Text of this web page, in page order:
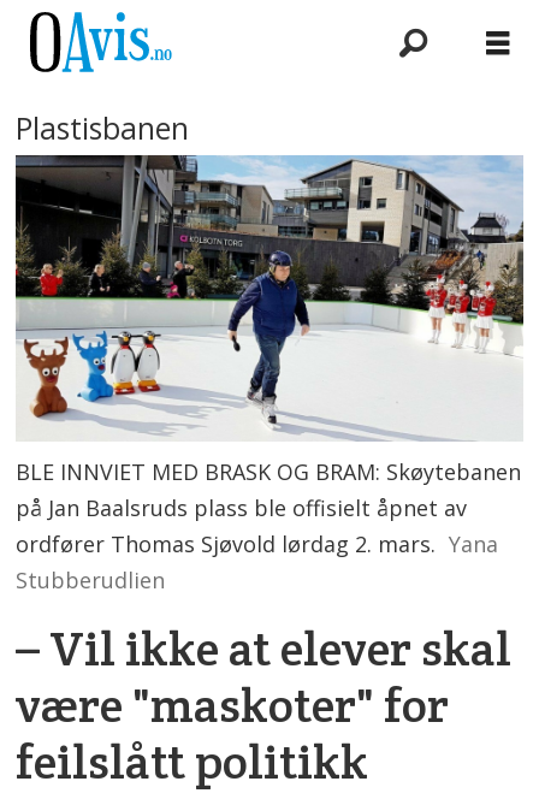
Plastisbanen
BLE INNVIET MED BRASK OG BRAM: Skøytebanen
på Jan Baalsruds plass ble offisielt åpnet av
ordfører Thomas Sjøvold lørdag 2. mars. Yana
Stubberudlien
– Vil ikke at elever skal
være "maskoter" for
feilslått politikk